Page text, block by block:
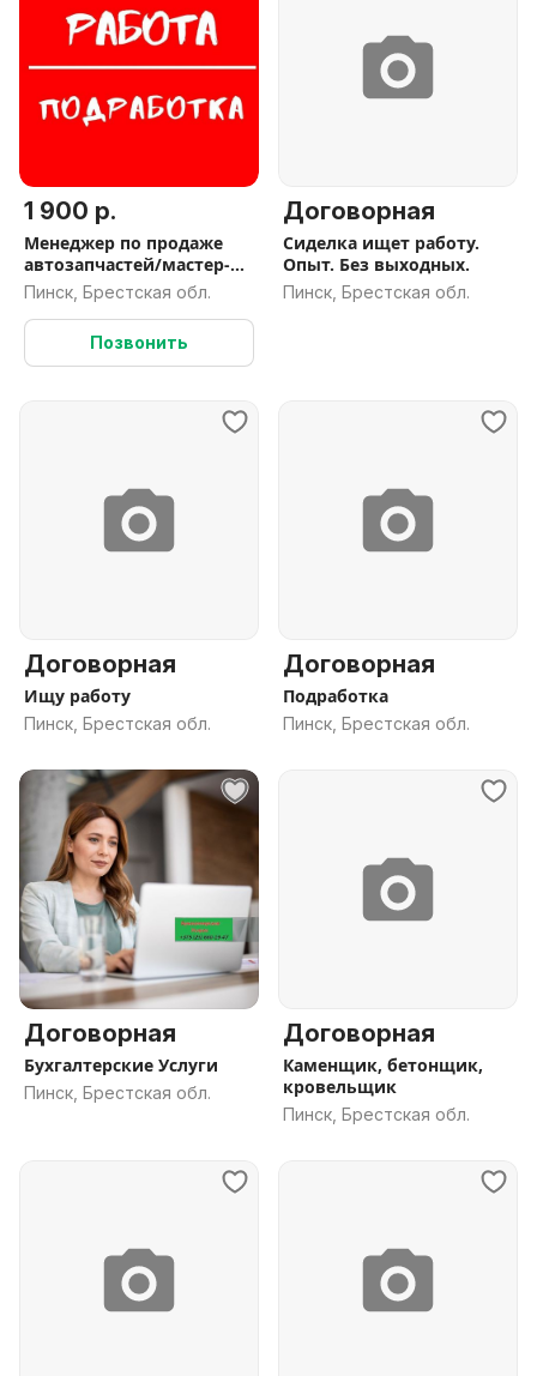
1 900 р.
Менеджер по продаже
автозапчастей/мастер-
приемщик.
Пинск, Брестская обл.
Позвонить
Договорная
Сиделка ищет работу.
Опыт. Без выходных.
Пинск, Брестская обл.
Договорная
Ищу работу
Пинск, Брестская обл.
Договорная
Подработка
Пинск, Брестская обл.
Договорная
Бухгалтерские Услуги
Пинск, Брестская обл.
Договорная
Каменщик, бетонщик,
кровельщик
Пинск, Брестская обл.